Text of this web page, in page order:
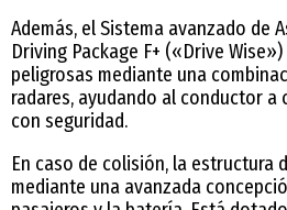
Además, el Sistema avanzado de
Driving Package F+ («Drive
peligrosas mediante una
radares, ayudando al conductor a
con seguridad.
En caso de colisión, la estructura
mediante una avanzada